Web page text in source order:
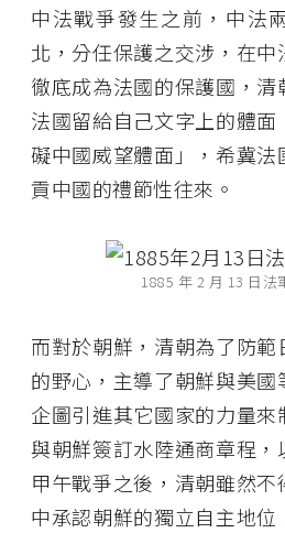
中法戰爭發生之前，中法
北，分任保護之交涉，在
徹底成為法國的保護國，
法國留給自己文字上的體
礙中國威望體面」，希冀
貢中國的禮節性往來。
1885 年 2 月 13 日法
而對於朝鮮，清朝為了防
的野心，主導了朝鮮與美國
企圖引進其它國家的力量
與朝鮮簽訂水陸通商章程
甲午戰爭之後，清朝雖然不
中承認朝鮮的獨立自主地